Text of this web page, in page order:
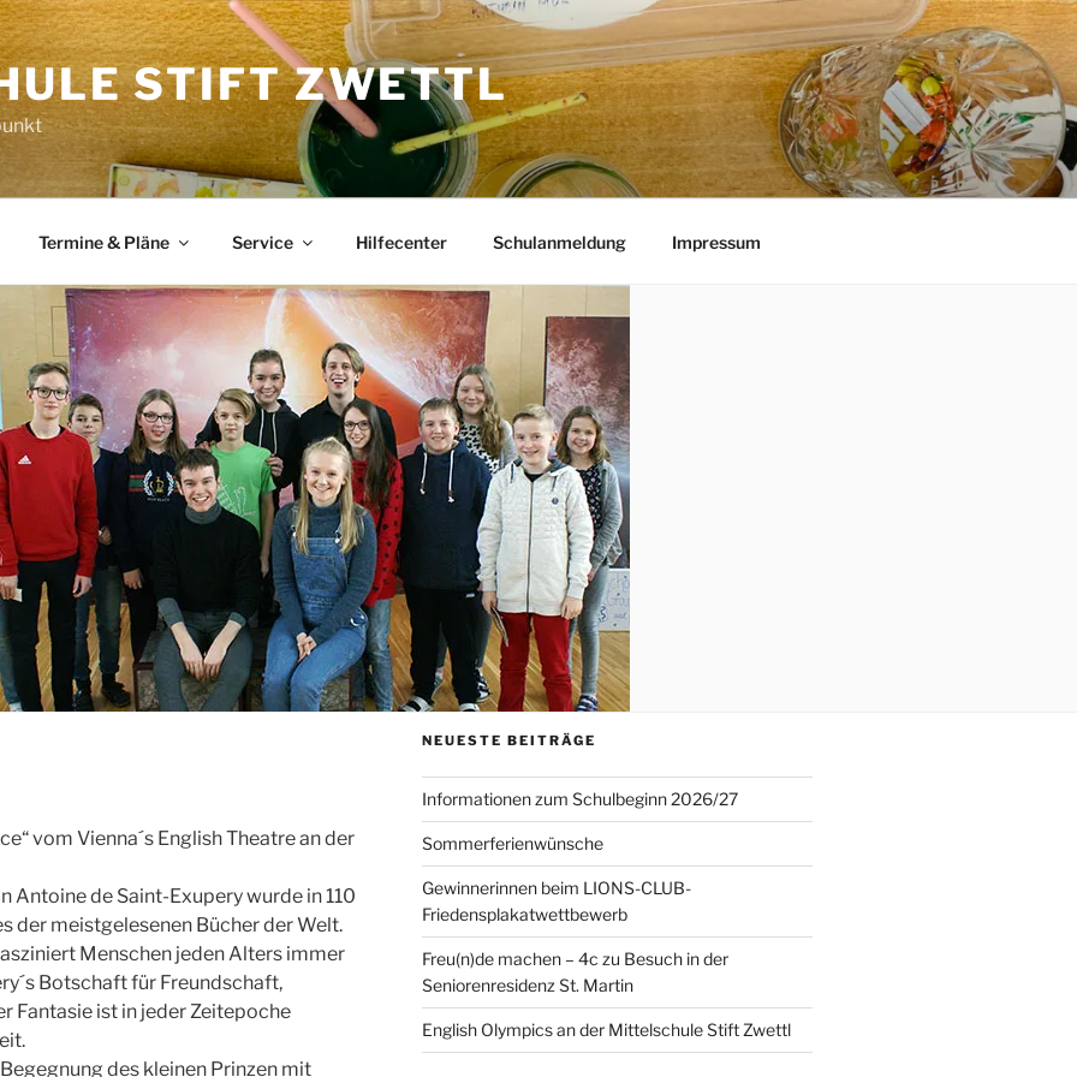
Termine & Pläne Service Hilfecenter Schulanmeldung Impressum
STIFT ZWETTL
vom Vienna´s English Theatre an der
Antoine de Saint-Exupery wurde in 110
der meistgelesenen Bücher der Welt.
Menschen jeden Alters immer
Botschaft für Freundschaft,
Fantasie ist in jeder Zeitepoche
des kleinen Prinzen mit
NEUESTE BEITRÄGE
Informationen zum Schulbeginn 2026/27
Sommerferienwünsche
Gewinnerinnen beim LIONS-CLUB-
Friedensplakatwettbewerb
Freu(n)de machen – 4c zu Besuch in der
Seniorenresidenz St. Martin
English Olympics an der Mittelschule Stift Zwettl